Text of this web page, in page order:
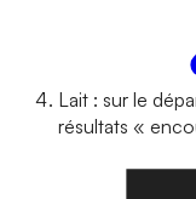
Lait : sur le
résultats «